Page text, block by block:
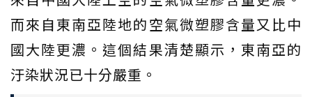
而來自東南亞陸地的空氣微塑膠含量又比中
國大陸更濃。這個結果清楚顯示，東南亞的
汙染狀況已十分嚴重。